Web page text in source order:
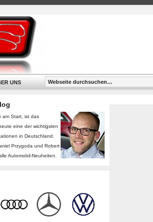
UNS
am Start, ist das
eine der wichtigsten
in Deutschland.
Przygoda und Robert
Automobil-Neuheiten.